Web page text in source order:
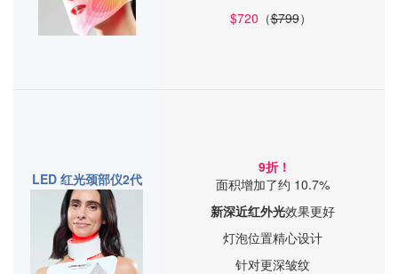
$720 （$799）
LED 红光颈部仪2代
9折！
面积增加了约 10.7%
新深近红外光效果更好
灯泡位置精心设计
针对更深皱纹